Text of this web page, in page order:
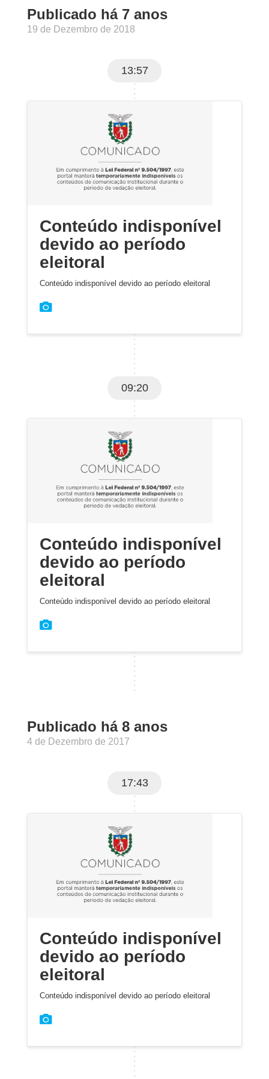
Publicado há 7 anos
19 de Dezembro de 2018
13:57
Conteúdo indisponível
devido ao período
eleitoral
Conteúdo indisponível devido ao período eleitoral
09:20
Conteúdo indisponível
devido ao período
eleitoral
Conteúdo indisponível devido ao período eleitoral
Publicado há 8 anos
4 de Dezembro de 2017
17:43
Conteúdo indisponível
devido ao período
eleitoral
Conteúdo indisponível devido ao período eleitoral